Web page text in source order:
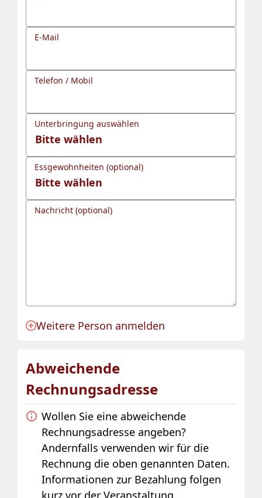
E-Mail
Telefon / Mobil
Unterbringung auswählen
Essgewohnheiten (optional)
Nachricht (optional)
Anmeldung für eine Person angelegt.
Weitere Person anmelden
Abweichende
Rechnungsadresse
Wollen Sie eine abweichende
Rechnungsadresse angeben?
Andernfalls verwenden wir für die
Rechnung die oben genannten Daten.
Informationen zur Bezahlung folgen
kurz vor der Veranstaltung.